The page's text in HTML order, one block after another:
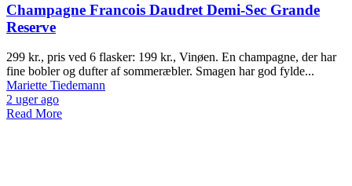
Champagne Francois Daudret Demi-Sec Grande
Reserve
299 kr., pris ved 6 flasker: 199 kr., Vinøen. En champagne, der har
fine bobler og dufter af sommeræbler. Smagen har god fylde...
Mariette Tiedemann
2 uger ago
Read More